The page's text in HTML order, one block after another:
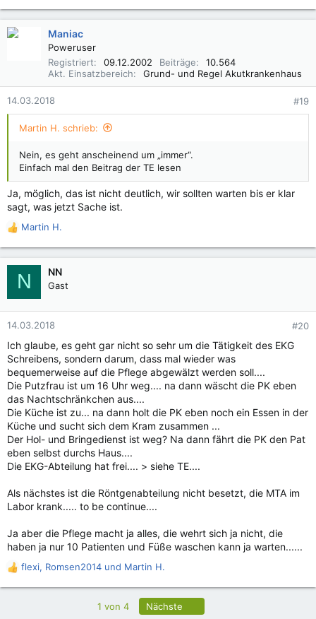
Maniac
Poweruser
Registriert
09.12.2002 Beiträge
10.564
Akt. Einsatzbereich
Grund- und Regel Akutkrankenhaus
14.03.2018 #19
Martin H. schrieb:
Nein, es geht anscheinend um „immer“.
Einfach mal den Beitrag der TE lesen
Ja, möglich, das ist nicht deutlich, wir sollten warten bis er klar
sagt, was jetzt Sache ist.
R
a
n
n
:
Martin H.
N NN
Gast
14.03.2018 #20
Ich glaube, es geht gar nicht so sehr um die Tätigkeit des EKG
Schreibens, sondern darum, dass mal wieder was
bequemerweise auf die Pflege abgewälzt werden soll....
Die Putzfrau ist um 16 Uhr weg.... na dann wäscht die PK eben
das Nachtschränkchen aus....
Die Küche ist zu... na dann holt die PK eben noch ein Essen in der
Küche und sucht sich dem Kram zusammen ...
Der Hol- und Bringedienst ist weg? Na dann fährt die PK den Pat
eben selbst durchs Haus....
Die EKG-Abteilung hat frei.... > siehe TE....
Als nächstes ist die Röntgenabteilung nicht besetzt, die MTA im
Labor krank..... to be continue....
Ja aber die Pflege macht ja alles, die wehrt sich ja nicht, die
haben ja nur 10 Patienten und Füße waschen kann ja warten......
R
flexi, Romsen2014 und Martin H.
1 von 4 Nächste